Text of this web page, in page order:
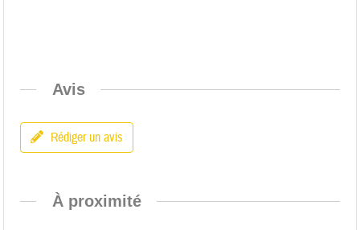
Avis
Rédiger un avis
À proximité